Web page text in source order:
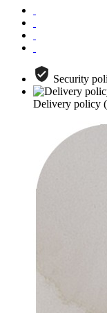
Security
Delivery policy